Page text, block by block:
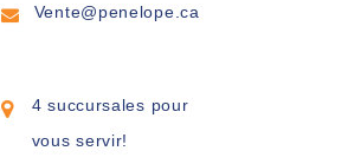
Vente@penelope.ca
4 succursales pour
vous servir!